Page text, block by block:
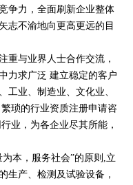
争力，全面刷新企业整体
志不渝地向更高更远的目
重与业界人士合作交流，
力求广泛 建立稳定的客户
工业、制造业、文化业、
琐的行业资质注册申请咨
业，为各企业尽其所能，
本，服务社会”的原则,立
生产、检测及试验设备，